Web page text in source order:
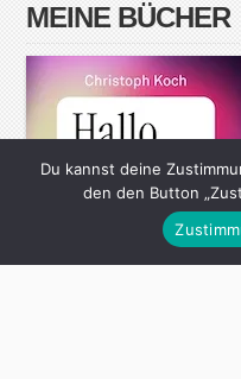
MEINE BÜCHER
Du kannst deine
den den Button